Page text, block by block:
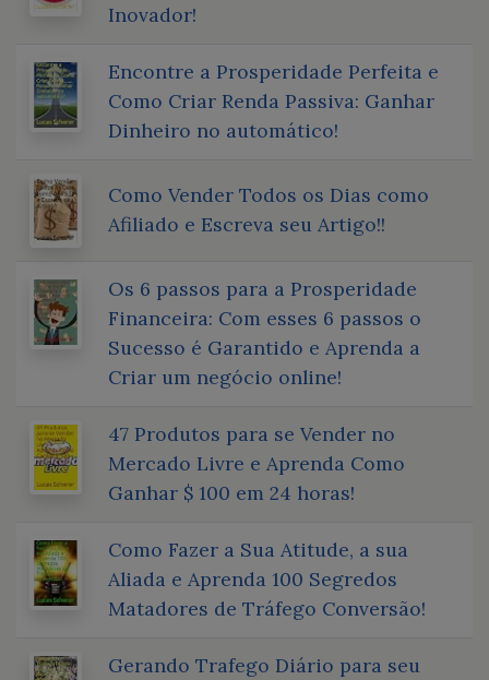
Inovador!
Encontre a Prosperidade Perfeita e
Como Criar Renda Passiva: Ganhar
Dinheiro no automático!
Como Vender Todos os Dias como
Afiliado e Escreva seu Artigo!!
Os 6 passos para a Prosperidade
Financeira: Com esses 6 passos o
Sucesso é Garantido e Aprenda a
Criar um negócio online!
47 Produtos para se Vender no
Mercado Livre e Aprenda Como
Ganhar $ 100 em 24 horas!
Como Fazer a Sua Atitude, a sua
Aliada e Aprenda 100 Segredos
Matadores de Tráfego Conversão!
Gerando Trafego Diário para seu